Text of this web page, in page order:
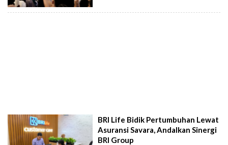
BRI Life Bidik Pertumbuhan Lewat
Asuransi Savara, Andalkan Sinergi
BRI Group